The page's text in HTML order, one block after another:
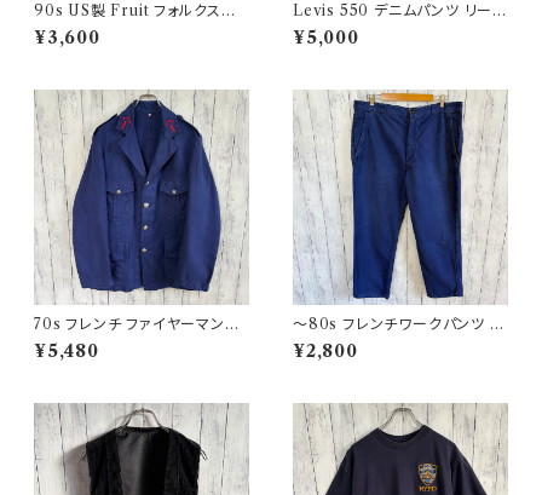
90s US製 Fruit フォルクスワ
ーゲン シングルステッチTシャツ
ヴィンテージTシャツ アド 企業
¥3,600
Levis 550 デニムパンツ リーバ
イス ワイドデニム 3
¥5,000
70s フレンチ ファイヤーマンジ
ャケット ワークジャケット ヴィン
テージ
¥5,480
〜80s フレンチワークパンツ ユ
ーロワーク コットンパンツ
¥2,800